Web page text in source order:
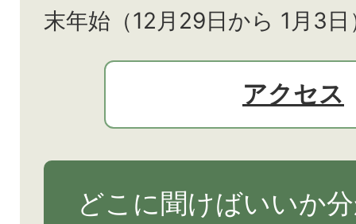
末年始（12月29日から 1月3
アクセス
どこに聞けばいいか